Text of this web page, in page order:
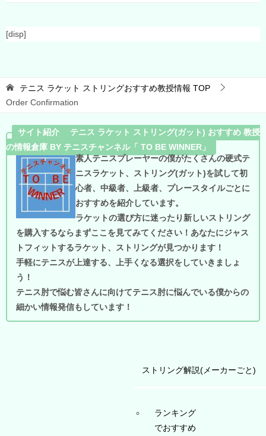
[disp]
テニス ラケット ストリングおすすめ教授情報 TOP
Order Confirmation
サイト紹介 テニス ラケット ストリング(ガット) おすすめ 教授
の情報倉庫 BY テニスチャンネル「 TO BE WINNER」
素人テニスプレーヤーの僕がたくさんの硬式テ
ニスラケット、ストリング(ガット)を試して初
心者、中級者、上級者、プレースタイルごとに
おすすめを紹介しています。
ラケットの選び方に迷ったり新しいストリング
を購入するならまずここを見てみてください！あなたにジャス
トフィットするラケット、ストリングが見つかります！
手軽にテニスが上達する、上手くなる選択をしていきましょ
う！
テニス肘で悩む皆さんに向けてテニス肘に悩んでいる僕からの
細かい情報発信もしています！
ストリング解説(メーカーごと)
ランキング
でおすすめ